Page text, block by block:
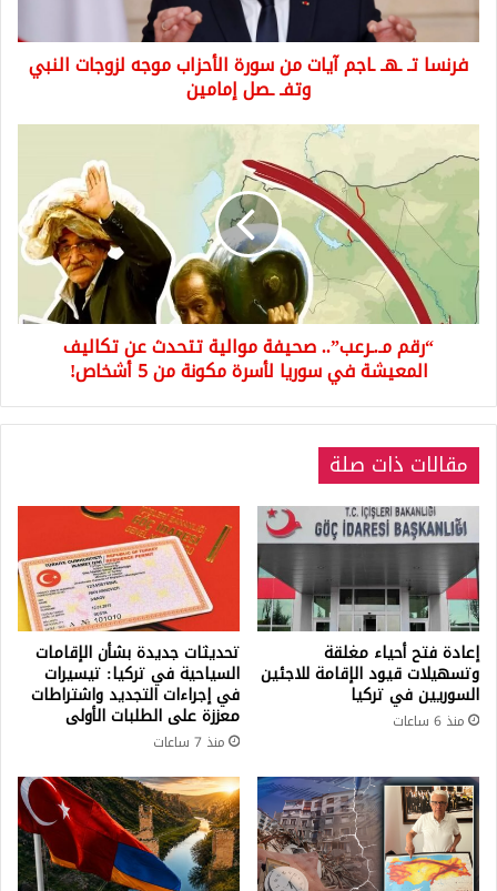
الأحزاب
موجه
لزوجات
النبي
ـصل
إمامين
فرنسا تـ ـهـ ـاجم آيات من سورة الأحزاب موجه لزوجات النبي
وتفـ ـصل إمامين
مـ.ـرعب”..
صحيفة
موالية
تتحدث
تكاليف
المعيشة
في
من
أشخاص!
“رقم مـ.ـرعب”.. صحيفة موالية تتحدث عن تكاليف
المعيشة في سوريا لأسرة مكونة من 5 أشخاص!
مقالات ذات صلة
إعادة فتح أحياء مغلقة
وتسهيلات قيود الإقامة للاجئين
السوريين في تركيا
منذ 6 ساعات
تحديثات جديدة بشأن الإقامات
السياحية في تركيا: تيسيرات
في إجراءات التجديد واشتراطات
معززة على الطلبات الأولى
منذ 7 ساعات